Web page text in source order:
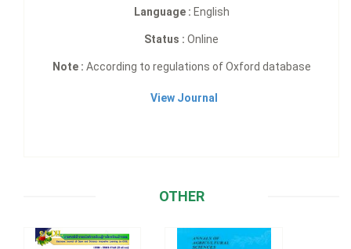
Language : English
Status : Online
Note : According to regulations of Oxford database
View Journal
OTHER